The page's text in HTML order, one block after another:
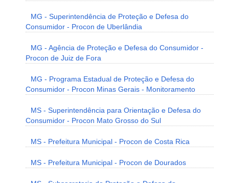
MG - Superintendência de Proteção e Defesa do
Consumidor - Procon de Uberlândia
MG - Agência de Proteção e Defesa do Consumidor -
Procon de Juiz de Fora
MG - Programa Estadual de Proteção e Defesa do
Consumidor - Procon Minas Gerais - Monitoramento
MS - Superintendência para Orientação e Defesa do
Consumidor - Procon Mato Grosso do Sul
MS - Prefeitura Municipal - Procon de Costa Rica
MS - Prefeitura Municipal - Procon de Dourados